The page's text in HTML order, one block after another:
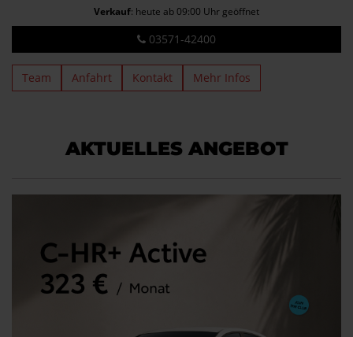
Verkauf: heute ab 09:00 Uhr geöffnet
03571-42400
Team Anfahrt Kontakt Mehr Infos
AKTUELLES ANGEBOT